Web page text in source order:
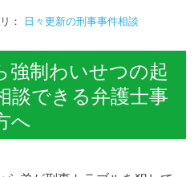
： 日々更新の刑事事件相談
強制わいせつの起
談できる弁護士事
へ